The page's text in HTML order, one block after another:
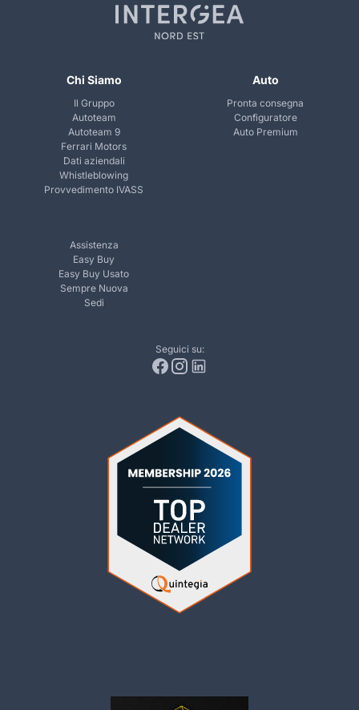
Chi Siamo
Il Gruppo
Autoteam
Autoteam 9
Ferrari Motors
Dati aziendali
Whistleblowing
Provvedimento IVASS
Auto
Pronta consegna
Configuratore
Auto Premium
Assistenza
Easy Buy
Easy Buy Usato
Sempre Nuova
Sedi
Seguici su: